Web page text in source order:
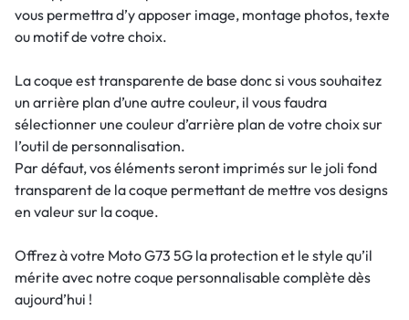
vous permettra d’y apposer image, montage photos, texte
ou motif de votre choix.
La coque est transparente de base donc si vous souhaitez
un arrière plan d’une autre couleur, il vous faudra
sélectionner une couleur d’arrière plan de votre choix sur
l’outil de personnalisation.
Par défaut, vos éléments seront imprimés sur le joli fond
transparent de la coque permettant de mettre vos designs
en valeur sur la coque.
Offrez à votre Moto G73 5G la protection et le style qu’il
mérite avec notre coque personnalisable complète dès
aujourd’hui !